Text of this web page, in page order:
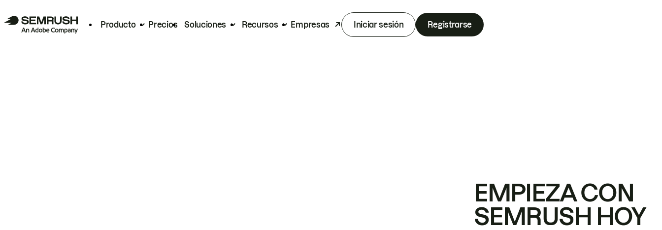
Producto Precios Soluciones Recursos Empresas Iniciar sesión Registrarse
EMPIEZA CON
SEMRUSH HOY